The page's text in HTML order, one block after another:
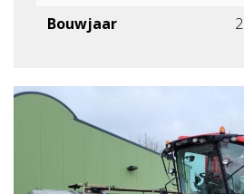
Bouwjaar